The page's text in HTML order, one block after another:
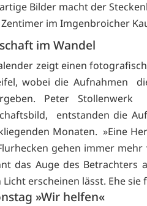
Bilder macht der
Zentimer im Imgenbroicher
im Wandel
zeigt einen
wobei die Aufnahmen
Peter
entstanden die
Monaten. »Eine
gehen immer
das Auge des Betrachters
Licht erscheinen lässt. Ehe
»Wir helfen«